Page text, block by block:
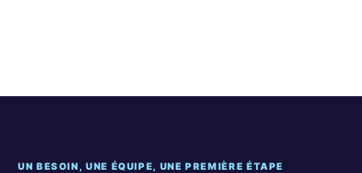
UN BESOIN, UNE ÉQUIPE, UNE PREMIÈRE ÉTAPE